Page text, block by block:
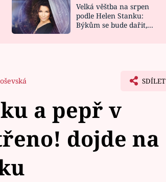
NOVINKY
VIDEORECEPTY
Velká věštba na srpen
podle Helen Stanku:
Býkům se bude dařit,
SDÍLET
a pepř v
dojde na